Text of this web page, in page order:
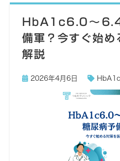
HbA1c6.0〜6.4
備軍？今すぐ始め
解説
2026年4月6日